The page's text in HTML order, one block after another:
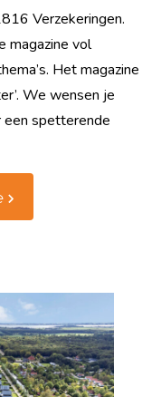
Verzekeringen.
magazine vol
Het magazine
We wensen je
een spetterende